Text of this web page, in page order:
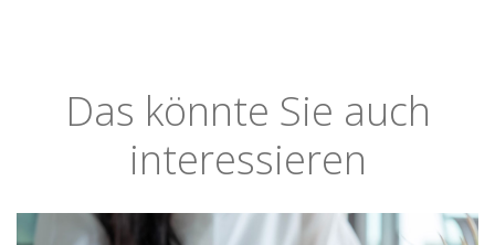
Das könnte Sie auch
interessieren